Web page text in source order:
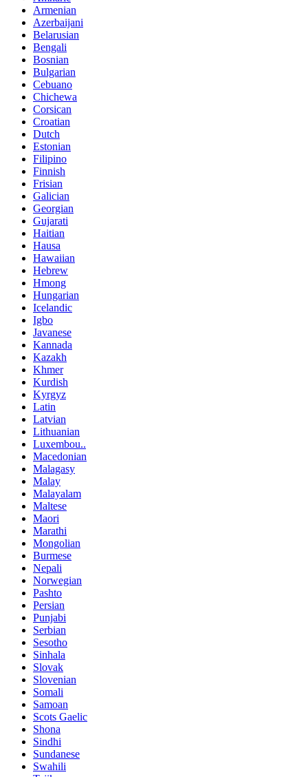
Armenian
Azerbaijani
Belarusian
Bengali
Bosnian
Bulgarian
Cebuano
Chichewa
Corsican
Croatian
Dutch
Estonian
Filipino
Finnish
Frisian
Galician
Georgian
Gujarati
Haitian
Hausa
Hawaiian
Hebrew
Hmong
Hungarian
Icelandic
Igbo
Javanese
Kannada
Kazakh
Khmer
Kurdish
Kyrgyz
Latin
Latvian
Lithuanian
Luxembou..
Macedonian
Malagasy
Malay
Malayalam
Maltese
Maori
Marathi
Mongolian
Burmese
Nepali
Norwegian
Pashto
Persian
Punjabi
Serbian
Sesotho
Sinhala
Slovak
Slovenian
Somali
Samoan
Scots Gaelic
Shona
Sindhi
Sundanese
Swahili